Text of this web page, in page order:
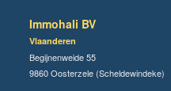
Immohali BV
Vlaanderen
Begijnenweide 55
9860 Oosterzele (Scheldewindeke)